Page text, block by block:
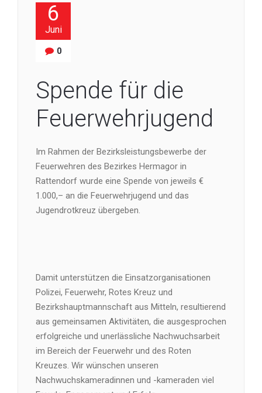
6
Juni
0
Spende für die
Feuerwehrjugend
Im Rahmen der Bezirksleistungsbewerbe der
Feuerwehren des Bezirkes Hermagor in
Rattendorf wurde eine Spende von jeweils €
1.000,– an die Feuerwehrjugend und das
Jugendrotkreuz übergeben.
Damit unterstützen die Einsatzorganisationen
Polizei, Feuerwehr, Rotes Kreuz und
Bezirkshauptmannschaft aus Mitteln, resultierend
aus gemeinsamen Aktivitäten, die ausgesprochen
erfolgreiche und unerlässliche Nachwuchsarbeit
im Bereich der Feuerwehr und des Roten
Kreuzes. Wir wünschen unseren
Nachwuchskameradinnen und -kameraden viel